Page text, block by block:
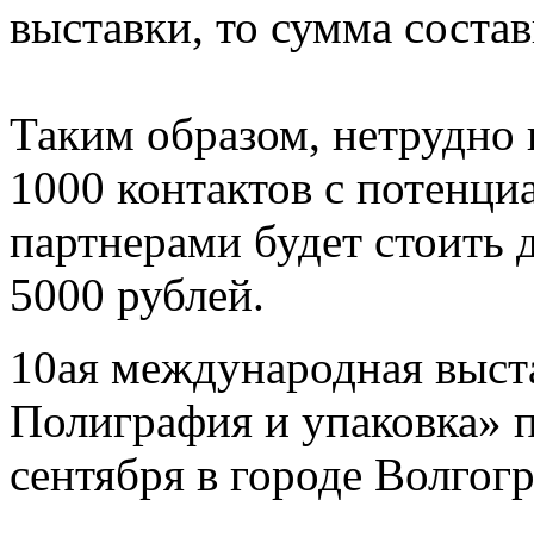
выставки, то сумма
Таким образом, нетрудно
1000 контактов с
партнерами будет
5000 рублей.
10ая международная
Полиграфия и упаковка»
сентября в городе